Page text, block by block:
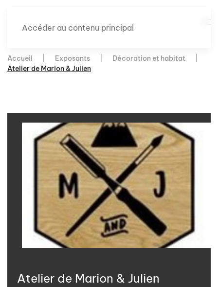
Accéder au contenu principal
Accueil Exposants
Décoration et habitat
Atelier de Marion & Julien
Atelier de Marion & Julien